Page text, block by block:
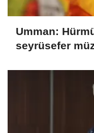
Umman:
seyrüsefer